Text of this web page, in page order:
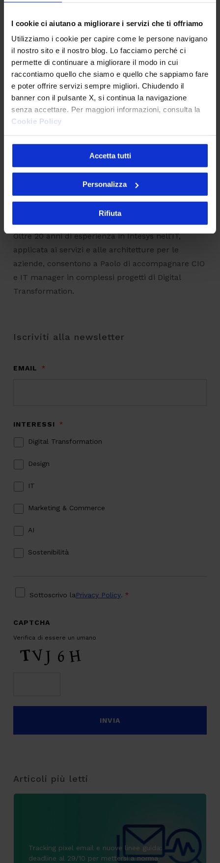
I cookie ci aiutano a migliorare i servizi che ti offriamo
Utilizziamo i cookie per capire come le persone navigano
il nostro sito e il nostro blog. Lo facciamo perché ci
permette di continuare a migliorare il modo in cui
raccontiamo quello che siamo e quello che sappiamo fare
e poter offrire servizi sempre migliori. Chiudendo il
banner con il pulsante X, si continua la navigazione
senza accettare. Per maggiori informazioni, consulta la
Cookie Policy
Accetta tutti
Personalizza
Rifiuta
API API Management
Oltre 20 anni di esperienza in Intesys nell’IT,
applicata ai servizi e alle architetture per le
aziende, consentono a Paolo di accompagnare CIO
e IT manager in complessi progetti di Digital
Transformation.
Iscriviti alla newsletter
EMAIL *
INTERESSI *
Digital Transformation
Design
IT
Marketing & Commerce
AI
Sostenibilità
PRIVACY
Sottoscrivo laPrivacy Policy. *
CAPTCHA
Verifica di essere un umano
Articoli più letti
Tracking pixel email e nuove linee guida:
deadline al 29/10 per mettersi a norma